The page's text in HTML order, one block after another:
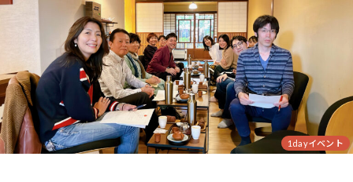
1dayイベント